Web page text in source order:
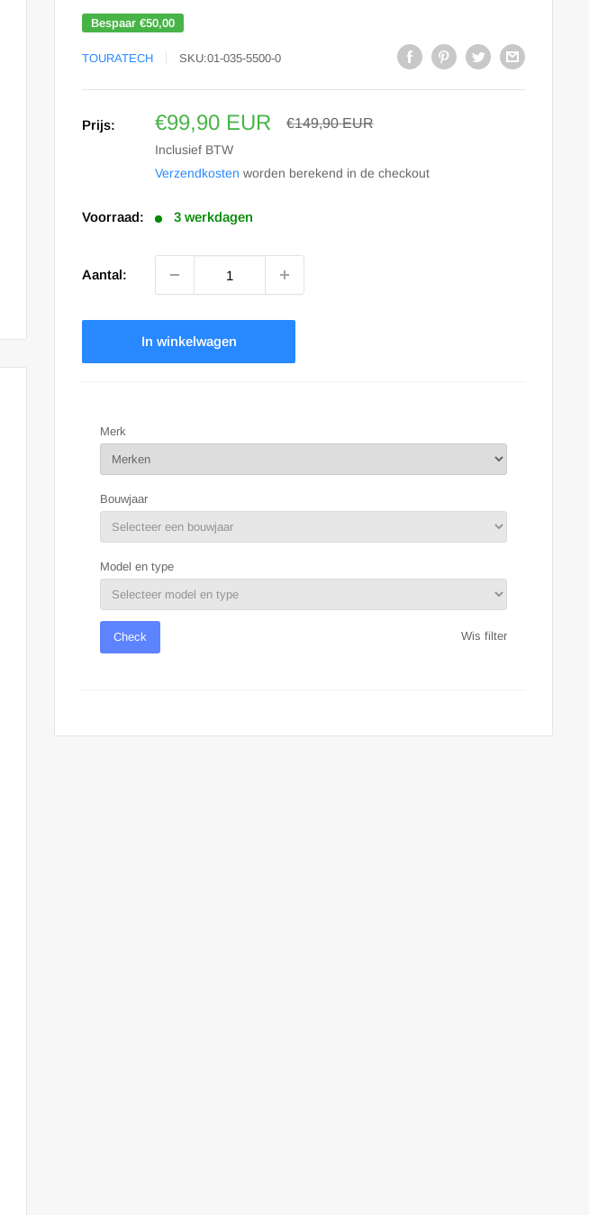
Bespaar€50,00
TOURATECH SKU:01-035-5500-0
Prijs:
Sale
prijs
€99,90 EUR Prijs
€149,90 EUR
Inclusief BTW
Verzendkosten worden berekend in de checkout
Voorraad: 3 werkdagen
Aantal:
In winkelwagen
Merk
Bouwjaar
Model en type
Check Wis filter